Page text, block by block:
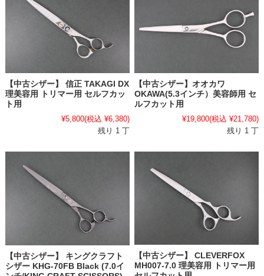
【中古シザー】 信正 TAKAGI DX
理美容用 トリマー用 セルフカッ
ト用
¥5,800(税込 ¥6,380)
残り 1 丁
【中古シザー】オオカワ
OKAWA(5.3インチ）美容師用 セ
ルフカット用
¥19,800(税込 ¥21,780)
残り 1 丁
【中古シザー】 キングクラフト
シザー KHG-70FB Black (7.0イ
【中古シザー】 CLEVERFOX
MH007-7.0 理美容用 トリマー用